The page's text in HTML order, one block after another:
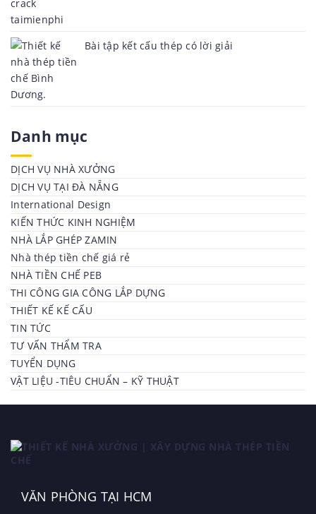
Bài tập kết cấu thép có lời giải
Danh mục
DỊCH VỤ NHÀ XƯỞNG
DỊCH VỤ TẠI ĐÀ NẴNG
International Design
KIẾN THỨC KINH NGHIỆM
NHÀ LẮP GHÉP ZAMIN
Nhà thép tiền chế giá rẻ
NHÀ TIỀN CHẾ PEB
THI CÔNG GIA CÔNG LẮP DỰNG
THIẾT KẾ KẾ CẤU
TIN TỨC
TƯ VẤN THẨM TRA
TUYỂN DỤNG
VẬT LIỆU -TIÊU CHUẨN – KỸ THUẬT
VĂN PHÒNG TẠI HCM